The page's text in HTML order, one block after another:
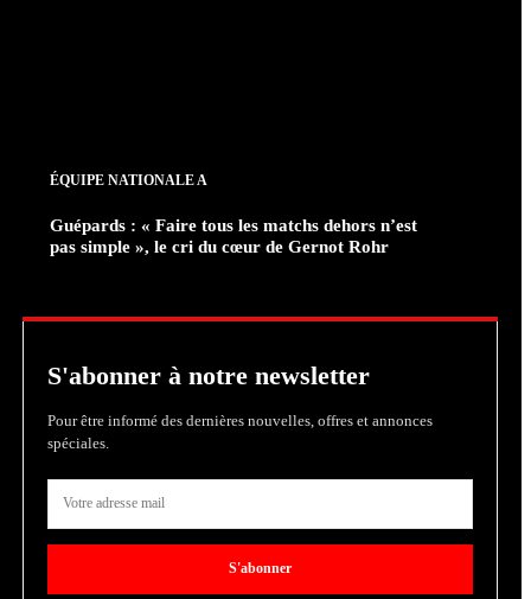
ÉQUIPE NATIONALE A
Guépards : « Faire tous les matchs dehors n’est
pas simple », le cri du cœur de Gernot Rohr
S'abonner à notre newsletter
Pour être informé des dernières nouvelles, offres et annonces
spéciales.
S'abonner